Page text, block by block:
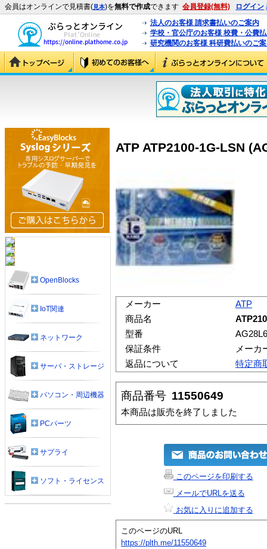
会員はオンラインで見積書(見本)を無料で作成できます 会員登録(無料) ログイン
法人のお客様 請求書払いのご案内
学校・官公庁のお客様 校費・公費
研究機関のお客様 科研費払いのご
ATP ATP2100-1G-LSN
メーカー
ATP
商品名
型番
保証条件
メーカ
返品について
特定商
商品番号 11550649
本商品は販売を終了しました
このページを印刷する
メールでURLを送る
お気に入りに追加する
このページのURL
https://plth.me/11550649
OpenBlocks
IoT関連
ネットワーク
サーバ・ストレージ
パソコン・周辺機器
PCパーツ
サプライ
ソフト・ライセンス